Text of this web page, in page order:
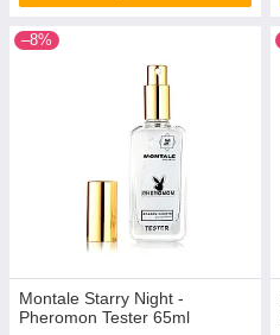
–8%
Montale Starry Night -
Pheromon Tester 65ml